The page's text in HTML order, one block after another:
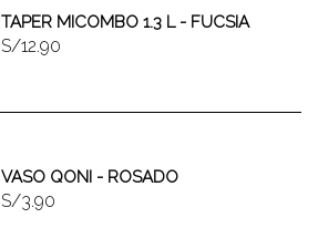
TAPER MICOMBO 1.3 L - FUCSIA
S/12.90
VASO QONI - ROSADO
S/3.90